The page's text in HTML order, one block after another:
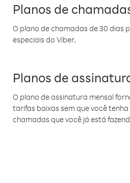
Planos de
O plano de chamadas de 30 dias
especiais do Viber.
Planos de
O plano de assinatura mensal
tarifas baixas sem que você
chamadas que você já está